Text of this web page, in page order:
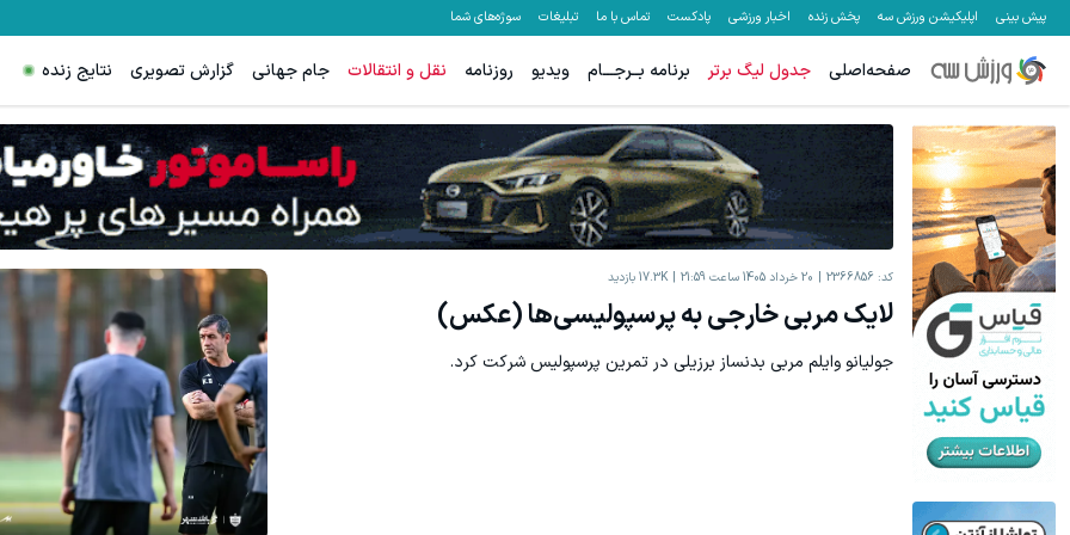
پیش بینی اپلیکیشن ورزش سه پخش زنده اخبار ورزشی پادکست تماس با ما تبلیغات سوژه‌های شما
صفحه‌اصلی جدول لیگ برتر برنامه بــرجـــام ویدیو روزنامه نقل و انتقالات جام جهانی گزارش تصویری نتایج زنده
کد: 2366856 20 خرداد 1405 ساعت 21:59 17.3K بازدید
لایک مربی خارجی به پرسپولیسی‌ها (عکس)
جولیانو وایلم مربی بدنساز برزیلی در تمرین پرسپولیس شرکت کرد.
میدونستی میتونی از بالا رفتن ارزش سهام گوگل سود کسب
ثبت نام کنید
بونوس